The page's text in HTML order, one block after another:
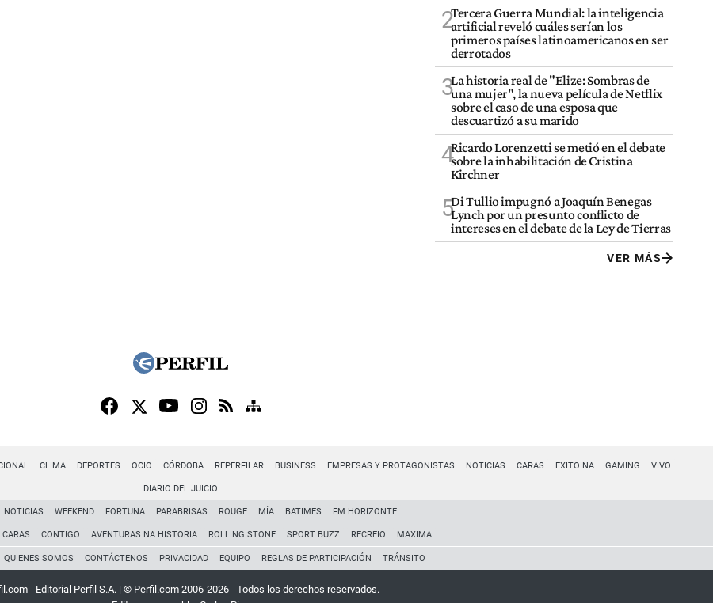
2Tercera Guerra Mundial: la inteligencia
artificial reveló cuáles serían los
primeros países latinoamericanos en ser
derrotados
3La historia real de "Elize: Sombras de
una mujer", la nueva película de Netflix
sobre el caso de una esposa que
descuartizó a su marido
4Ricardo Lorenzetti se metió en el debate
sobre la inhabilitación de Cristina
Kirchner
5Di Tullio impugnó a Joaquín Benegas
Lynch por un presunto conflicto de
intereses en el debate de la Ley de Tierras
VER MÁS
CLIMA DEPORTES OCIO CÓRDOBA REPERFILAR BUSINESS EMPRESAS Y PROTAGONISTAS NOTICIAS CARAS EXITOINA GAMING VIVO
DIARIO DEL JUICIO
NOTICIAS WEEKEND FORTUNA PARABRISAS ROUGE MÍA BATIMES FM HORIZONTE
CARAS CONTIGO AVENTURAS NA HISTORIA ROLLING STONE SPORT BUZZ RECREIO MAXIMA
QUIENES SOMOS CONTÁCTENOS PRIVACIDAD EQUIPO REGLAS DE PARTICIPACIÓN TRÁNSITO
- Editorial Perfil S.A. | © Perfil.com 2006-2026 - Todos los derechos reservados.